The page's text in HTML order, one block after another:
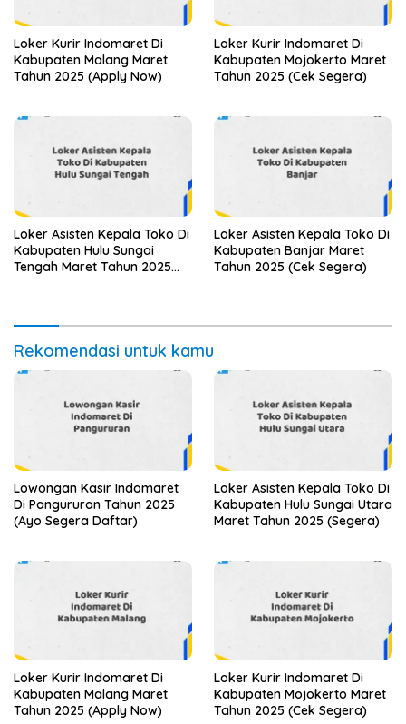
Loker Kurir Indomaret Di
Kabupaten Malang Maret
Tahun 2025 (Apply Now)
Loker Kurir Indomaret Di
Kabupaten Mojokerto Maret
Tahun 2025 (Cek Segera)
Loker Asisten Kepala Toko Di
Kabupaten Hulu Sungai
Tengah Maret Tahun 2025
Loker Asisten Kepala Toko Di
Kabupaten Banjar Maret
Tahun 2025 (Cek Segera)
Rekomendasi untuk kamu
Lowongan Kasir Indomaret
Di Pangururan Tahun 2025
(Ayo Segera Daftar)
Loker Asisten Kepala Toko Di
Kabupaten Hulu Sungai Utara
Maret Tahun 2025 (Segera)
Loker Kurir Indomaret Di
Kabupaten Malang Maret
Tahun 2025 (Apply Now)
Loker Kurir Indomaret Di
Kabupaten Mojokerto Maret
Tahun 2025 (Cek Segera)